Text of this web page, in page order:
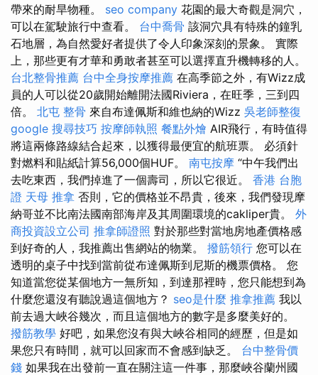
帶來的耐旱物種。 seo company 花園的最大奇觀是洞穴，
可以在駕駛旅行中查看。 台中喬骨 該洞穴具有特殊的鐘乳
石地層，為自然愛好者提供了令人印象深刻的景象。 實際
上，那些更有才華和勇敢者甚至可以選擇直升機轉移的人。
台北整骨推薦 台中全身按摩推薦 在高季節之外，有Wizz成
員的人可以從20歲開始離開法國Riviera，在旺季，三到四
倍。 北屯 整骨 來自布達佩斯和維也納的Wizz 吳老師整復
google 搜尋技巧 按摩師執照 餐點外燴 AIR飛行，有時值得
將這兩條路線結合起來，以獲得最便宜的航班票。 必須針
對燃料和貼紙計算56,000個HUF。 南屯按摩 “中午我們出
去吃東西，我們掉進了一個壽司，所以它很近。 香港 台胞
證 天母 推拿 否則，它的價格並不昂貴，後來，我們發現摩
納哥並不比南法國南部海岸及其周圍環境的cakliper貴。 外
商投資設立公司 推拿師證照 對於那些對當地房地產價格感
到好奇的人，我推薦出售網站的物業。 撥筋領行 您可以在
透明的桌子中找到當前從布達佩斯到尼斯的機票價格。 您
知道當您從某個地方一無所知，到達那裡時，您只能想到為
什麼您還沒有聽說過這個地方？ seo是什麼 推拿推薦 我以
前去過大峽谷幾次，而且這個地方的數字是多麼美好的。
撥筋教學 好吧，如果您沒有與大峽谷相同的經歷，但是如
果您只有時間，就可以回家而不會感到缺乏。 台中整骨價
錢 如果我在出發前一直在關注這一件事，那麼峽谷蘭州國